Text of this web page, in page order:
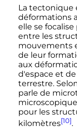
La tectonique
déformations
elle se
entre les
mouvements
de leur
aux
d'espace et
terrestre.
parle de
pour les
kilomètres[10].